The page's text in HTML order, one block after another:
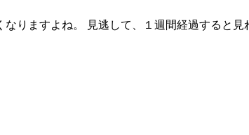
りますよね。 見逃して、１週間経過すると見